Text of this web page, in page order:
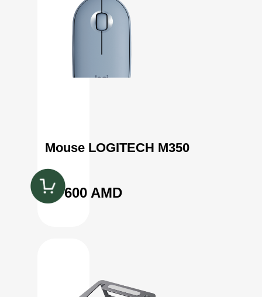
Mouse LOGITECH M350
12 600 AMD